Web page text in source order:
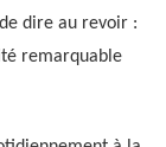
dire au revoir :
remarquable